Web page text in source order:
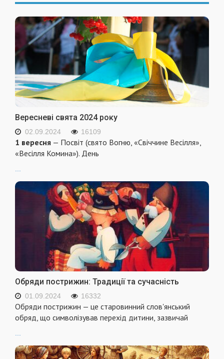
Вересневі свята 2024 року
02.09.2024 16109
1 вересня — Посвіт (свято Вогню, «Свіччине Весілля»,
«Весілля Комина»). День
Обряди пострижин: Традиції та сучасність
01.09.2024 16332
Обряди пострижин — це старовинний слов'янський
обряд, що символізував перехід дитини, зазвичай